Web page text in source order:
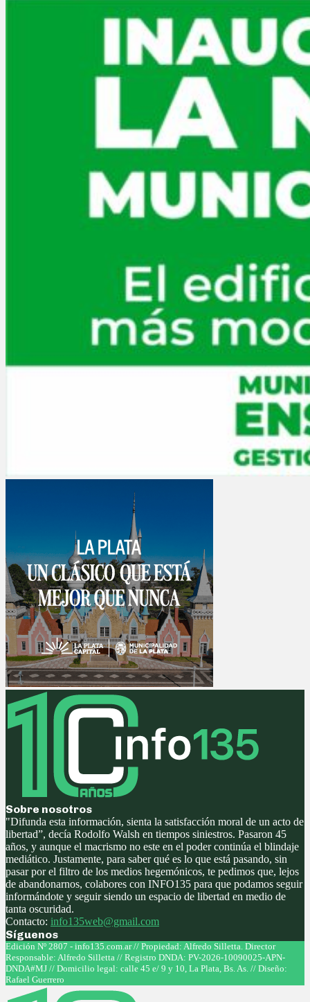
Sobre nosotros
"Difunda esta información, sienta la satisfacción moral de un acto de
libertad”, decía Rodolfo Walsh en tiempos siniestros. Pasaron 45
años, y aunque el macrismo no este en el poder continúa el blindaje
mediático. Justamente, para saber qué es lo que está pasando, sin
pasar por el filtro de los medios hegemónicos, te pedimos que, lejos
de abandonarnos, colabores con INFO135 para que podamos seguir
informándote y seguir siendo un espacio de libertad en medio de
tanta oscuridad.
Contacto: info135web@gmail.com
Síguenos
Facebook
Twitter
Instagram
Youtube
Edición Nº 2807 - info135.com.ar // Propiedad: Alfredo Silletta. Director
Responsable: Alfredo Silletta // Registro DNDA: PV-2026-10090025-APN-
DNDA#MJ // Domicilio legal: calle 45 e/ 9 y 10, La Plata, Bs. As. // Diseño:
Rafael Guerrero